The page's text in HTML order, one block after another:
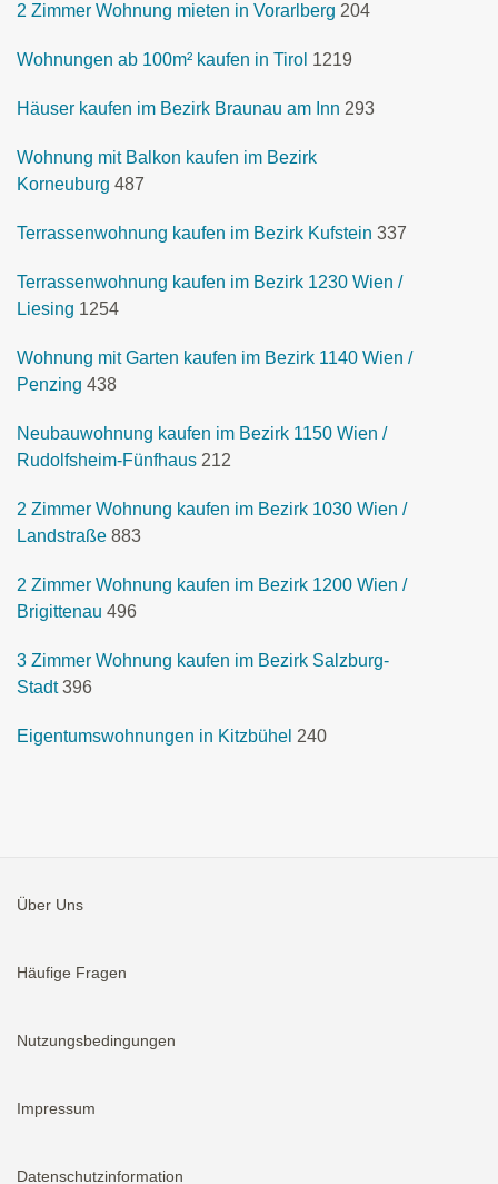
2 Zimmer Wohnung mieten in Vorarlberg 204
Wohnungen ab 100m² kaufen in Tirol 1219
Häuser kaufen im Bezirk Braunau am Inn 293
Wohnung mit Balkon kaufen im Bezirk
Korneuburg 487
Terrassenwohnung kaufen im Bezirk Kufstein 337
Terrassenwohnung kaufen im Bezirk 1230 Wien /
Liesing 1254
Wohnung mit Garten kaufen im Bezirk 1140 Wien /
Penzing 438
Neubauwohnung kaufen im Bezirk 1150 Wien /
Rudolfsheim-Fünfhaus 212
2 Zimmer Wohnung kaufen im Bezirk 1030 Wien /
Landstraße 883
2 Zimmer Wohnung kaufen im Bezirk 1200 Wien /
Brigittenau 496
3 Zimmer Wohnung kaufen im Bezirk Salzburg-
Stadt 396
Eigentumswohnungen in Kitzbühel 240
Über Uns
Häufige Fragen
Nutzungsbedingungen
Impressum
Datenschutzinformation